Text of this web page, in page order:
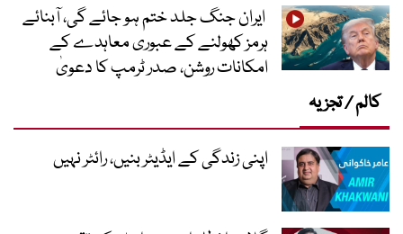
ایران جنگ جلد ختم ہو جائے گی، آبنائے
ہرمز کھولنے کے عبوری معاہدے کے
امکانات روشن، صدر ٹرمپ کا دعویٰ
کالم / تجزیہ
اپنی زندگی کے ایڈیٹر بنیں، رائٹر نہیں